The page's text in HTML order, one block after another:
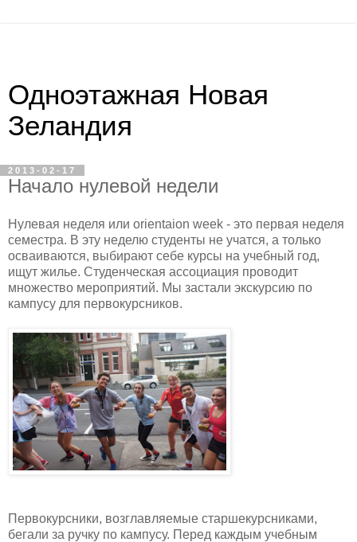
Одноэтажная Новая
Зеландия
2013-02-17
Начало нулевой недели
Нулевая неделя или orientaion week - это первая неделя
семестра. В эту неделю студенты не учатся, а только
осваиваются, выбирают себе курсы на учебный год,
ищут жилье. Студенческая ассоциация проводит
множество мероприятий. Мы застали экскурсию по
кампусу для первокурсников.
Первокурсники, возглавляемые старшекурсниками,
бегали за ручку по кампусу. Перед каждым учебным